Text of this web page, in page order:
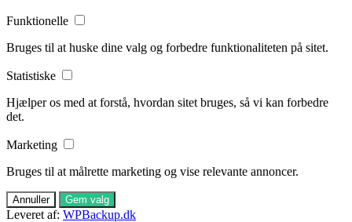
Funktionelle
Bruges til at huske dine valg og forbedre funktionaliteten på sitet.
Statistiske
Hjælper os med at forstå, hvordan sitet bruges, så vi kan forbedre
det.
Marketing
Bruges til at målrette marketing og vise relevante annoncer.
Annuller Gem valg
Leveret af: WPBackup.dk